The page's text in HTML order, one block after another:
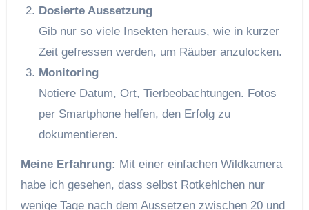
Dosierte Aussetzung
Gib nur so viele Insekten heraus, wie in kurzer
Zeit gefressen werden, um Räuber anzulocken.
Monitoring
Notiere Datum, Ort, Tierbeobachtungen. Fotos
per Smartphone helfen, den Erfolg zu
dokumentieren.
Meine Erfahrung: Mit einer einfachen Wildkamera
habe ich gesehen, dass selbst Rotkehlchen nur
wenige Tage nach dem Aussetzen zwischen 20 und